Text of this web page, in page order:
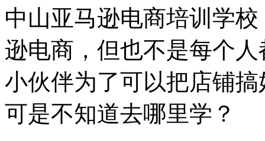
中山亚马逊电商培训学
逊电商，但也不是每个
小伙伴为了可以把店铺
可是不知道去哪里学？